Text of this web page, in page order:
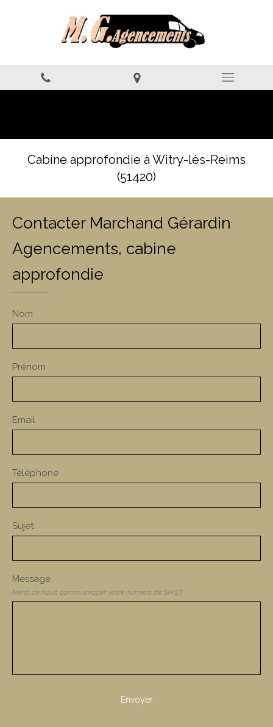
Cabine approfondie à Witry-lès-Reims
(51420)
Contacter Marchand Gérardin
Agencements, cabine
approfondie
Nom
Prénom
Email
Téléphone
Sujet
Message
Merci de nous communiquer votre numéro de SIRET
Envoyer